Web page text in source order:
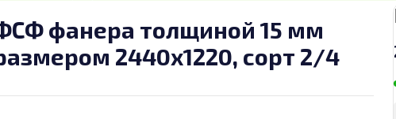
фанера толщиной 15 мм
2440х1220, сорт 2/4